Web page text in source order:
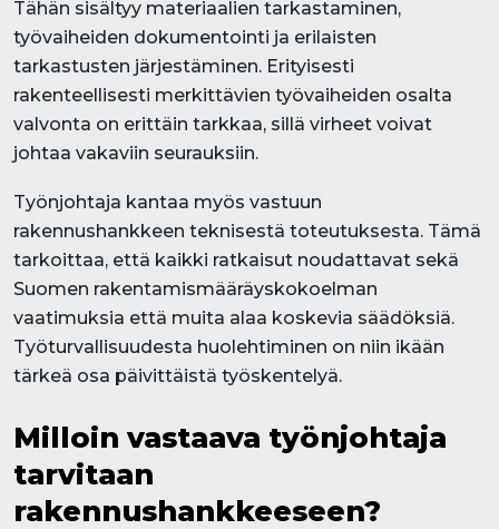
Tähän sisältyy materiaalien tarkastaminen,
työvaiheiden dokumentointi ja erilaisten
tarkastusten järjestäminen. Erityisesti
rakenteellisesti merkittävien työvaiheiden osalta
valvonta on erittäin tarkkaa, sillä virheet voivat
johtaa vakaviin seurauksiin.
Työnjohtaja kantaa myös vastuun
rakennushankkeen teknisestä toteutuksesta. Tämä
tarkoittaa, että kaikki ratkaisut noudattavat sekä
Suomen rakentamismääräyskokoelman
vaatimuksia että muita alaa koskevia säädöksiä.
Työturvallisuudesta huolehtiminen on niin ikään
tärkeä osa päivittäistä työskentelyä.
Milloin vastaava työnjohtaja
tarvitaan
rakennushankkeeseen?